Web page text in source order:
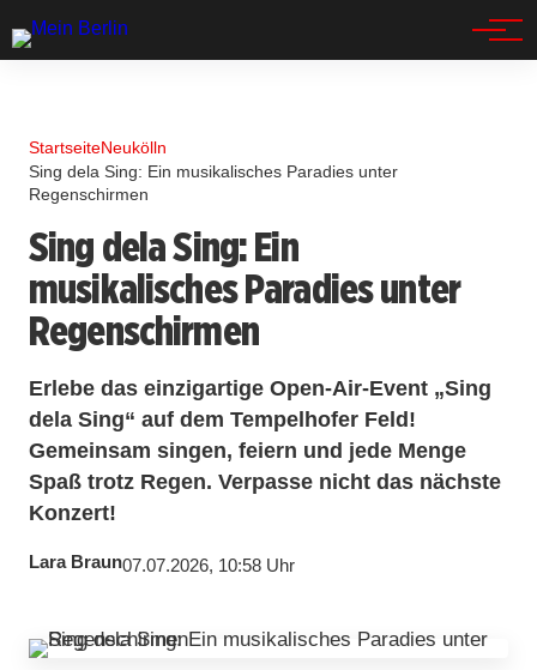
StartseiteNeukölln
Sing dela Sing: Ein musikalisches Paradies unter
Regenschirmen
Sing dela Sing: Ein
musikalisches Paradies unter
Regenschirmen
Erlebe das einzigartige Open-Air-Event „Sing
dela Sing“ auf dem Tempelhofer Feld!
Gemeinsam singen, feiern und jede Menge
Spaß trotz Regen. Verpasse nicht das nächste
Konzert!
Lara Braun07.07.2026, 10:58 Uhr